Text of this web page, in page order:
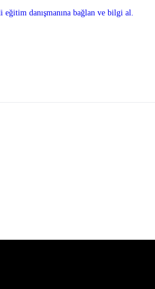
danışmanına bağlan ve bilgi al.